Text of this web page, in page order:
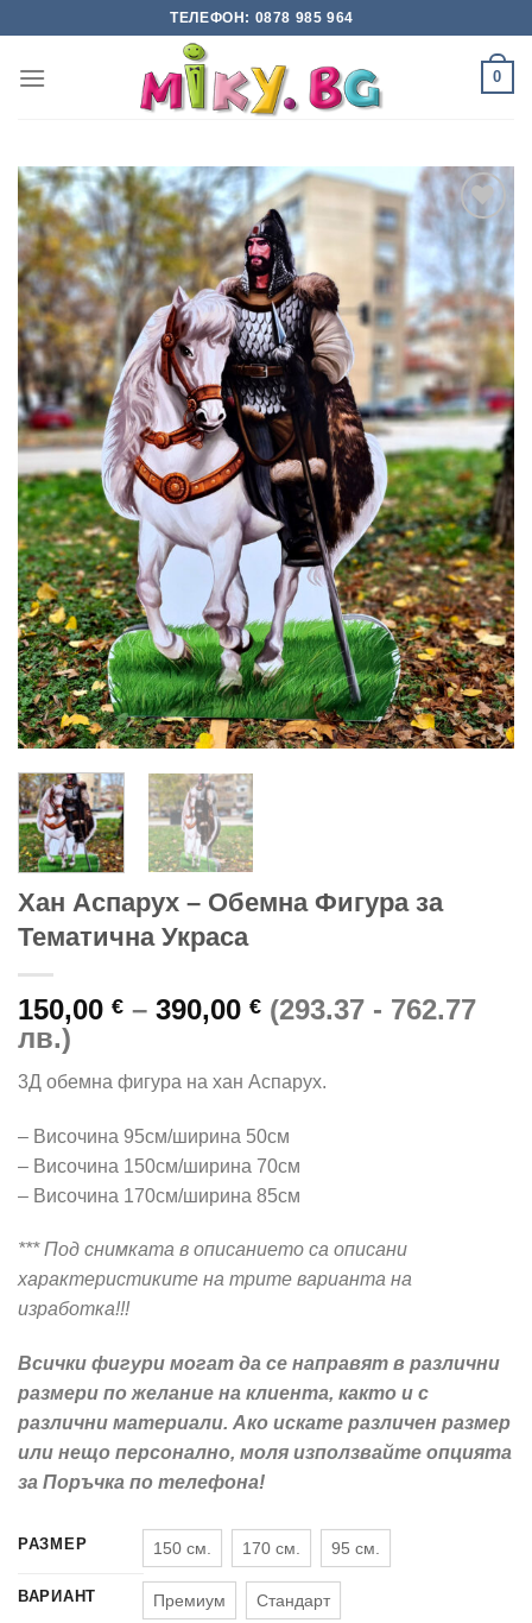
content
ТЕЛЕФОН: 0878 985 964
0
Add to
wishlist
Хан Аспарух – Обемна Фигура за
Тематична Украса
150,00 € – 390,00 €Price
range:
through
390,00 €
(293.37 - 762.77
лв.)
3Д обемна фигура на хан Аспарух.
– Височина 95см/ширина 50см
– Височина 150см/ширина 70см
– Височина 170см/ширина 85см
*** Под снимката в описанието са описани
характеристиките на трите варианта на
изработка!!!
Всички фигури могат да се направят в различни
размери по желание на клиента, както и с
различни материали. Ако искате различен размер
или нещо персонално, моля използвайте опцията
за Поръчка по телефона!
РАЗМЕР 150 см. 170 см. 95 см.
ВАРИАНТ Премиум Стандарт